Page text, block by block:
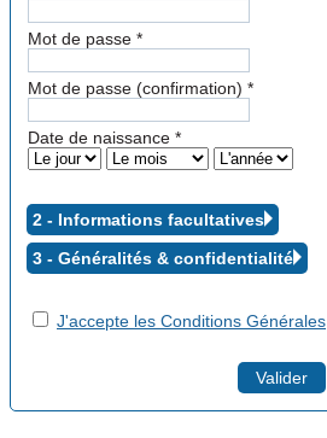
Mot de passe *
Mot de passe (confirmation) *
Date de naissance *
2 - Informations facultatives
3 - Généralités & confidentialité
J'accepte les Conditions Générales